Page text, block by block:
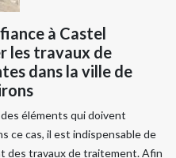
à Castel
les travaux de
dans la ville de
éléments qui doivent
ce cas, il est indispensable de
des travaux de traitement. Afin